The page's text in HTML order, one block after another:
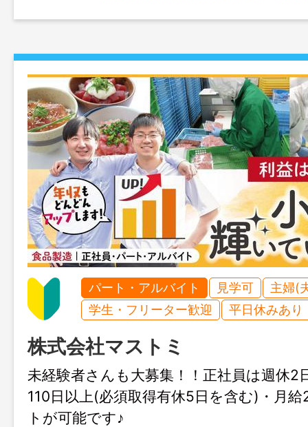
パート・アルバイト 見学可
主婦(
学生・フリーター歓迎
平日休みあり
株式会社マストミ
未経験者さんも大募集！！正社員は週休2
110日以上(必須取得有休5日を含む)・月
トが可能です♪